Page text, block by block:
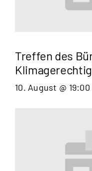
Treffen des
10. August @ 19:00